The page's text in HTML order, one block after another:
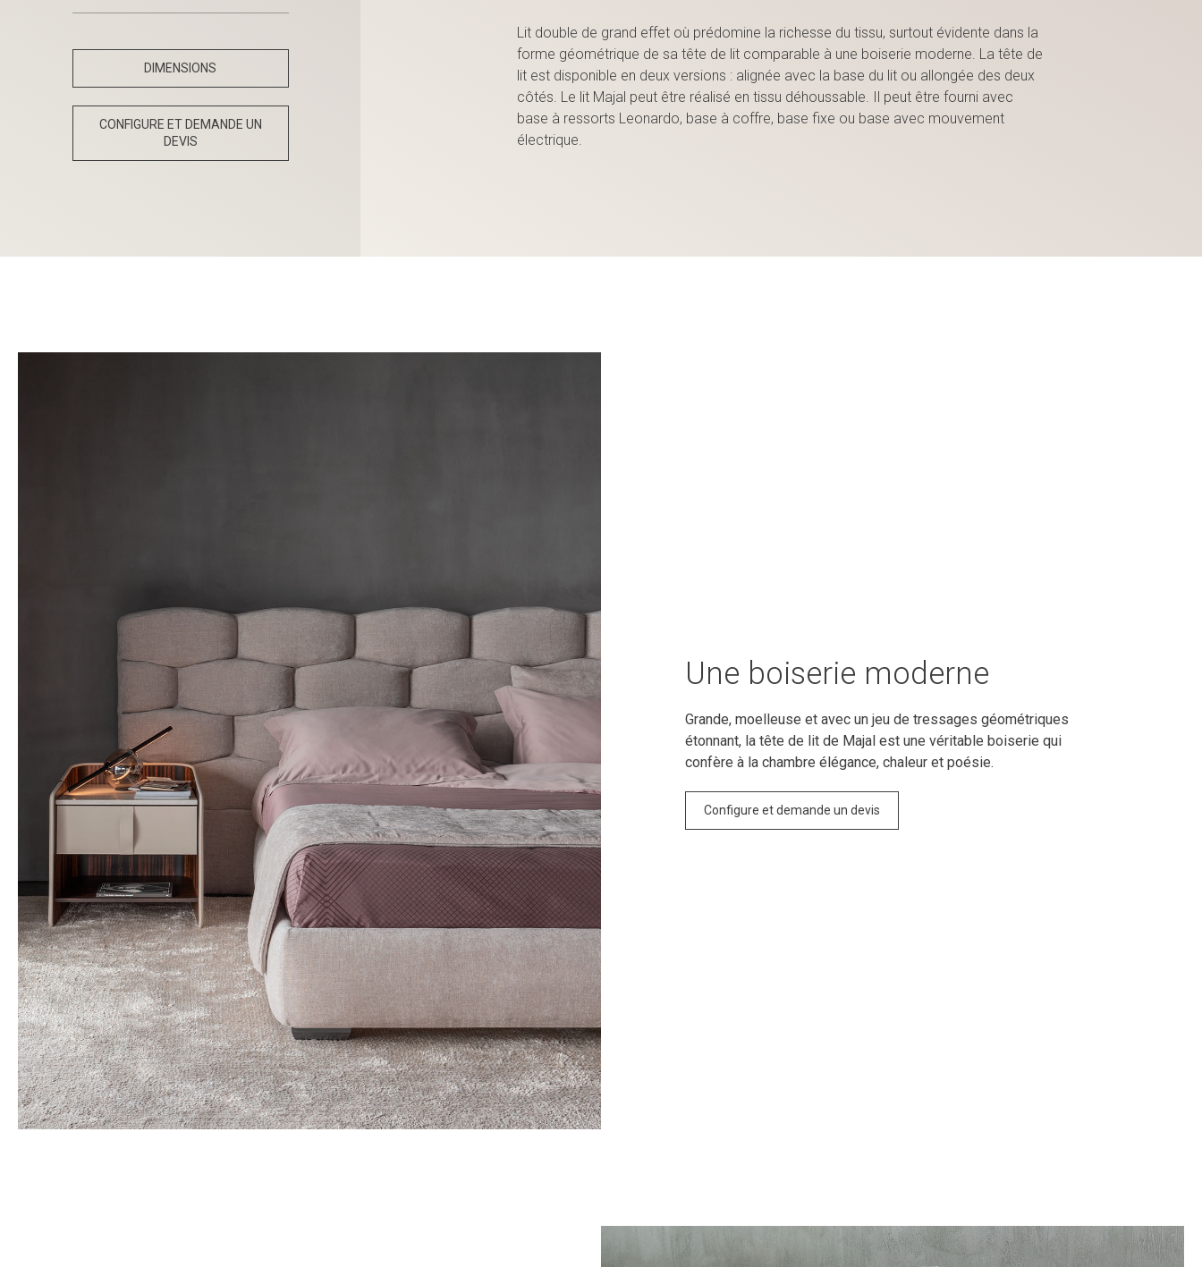
DIMENSIONS
CONFIGURE ET DEMANDE UN
DEVIS
Lit double de grand effet où prédomine la richesse du tissu, surtout évidente dans la
forme géométrique de sa tête de lit comparable à une boiserie moderne. La tête de
lit est disponible en deux versions : alignée avec la base du lit ou allongée des deux
côtés. Le lit Majal peut être réalisé en tissu déhoussable. Il peut être fourni avec
base à ressorts Leonardo, base à coffre, base fixe ou base avec mouvement
électrique.
Une boiserie moderne
Grande, moelleuse et avec un jeu de tressages géométriques
étonnant, la tête de lit de Majal est une véritable boiserie qui
confère à la chambre élégance, chaleur et poésie.
Configure et demande un devis